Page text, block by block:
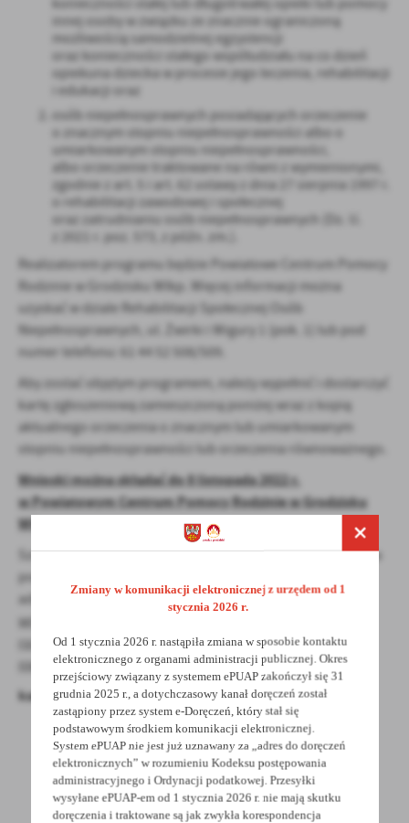
Firmy te działają w charakterze pośredników prezentujących nasze
treści w postaci wiadomości, ofert, komunikatów mediów
społecznościowych.
konieczności stałej lub długotrwałej opieki lub pomocy
innej osoby w związku ze znacznie ograniczoną
możliwością samodzielnej egzystencji
oraz konieczności stałego współudziału na co dzień
opiekuna dziecka w procesie jego leczenia, rehabilitacji
i edukacji oraz
osób niepełnosprawnych posiadających orzeczenie
o znacznym stopniu niepełnosprawności albo o
umiarkowanym stopniu niepełnosprawności,
albo orzeczenie traktowane na równi z wymienionymi,
zgodnie z art. 5 i art. 62 ustawy z dnia 27 sierpnia 1997 r.
o rehabilitacji zawodowej i społecznej
oraz zatrudnianiu osób niepełnosprawnych (Dz. U.
z 2021 r. poz. 573, z późn. zm.).
Realizatorem programu będzie Powiatowe Centrum Pomocy
Rodzinie w Grodzisku Wlkp. Więcej informacji można
uzyskać w dziale Rehabilitacji Społecznej Osób
Niepełnosprawnych, ul. Żwirki i Wigury 1 (pok. 1) lub pod
numer telefonu: 61 44 52 508/509.
Aby zostać objętym programem, należy wypełnić i dostarczyć
kartę zgłoszeniową zamieszczoną poniżej wraz z kopią
aktualnego orzeczenia o znacznym lub umiarkowanym
stopniu niepełnosprawności lub orzeczenia równoważnego.
Wnioski można skłądać do 8 listopada 2022 r.
w Powiatowym Centrum Pomocy Rodzinie w Grodzisku
Wlkp
Szczegółowe informacje na temat programu znaleźć można
pod poniższym
adresem:https://niepelnosprawni.gov.pl/a,1416,nabor-
wnioskow-w-ramach-programu-resortowego-ministra-
rodziny-i-polityki-spolecznej-pn-asystent-osobisty-osoby-
niepelnosprawnej-edycja-2023
karta zgłoszenia -do pobrania
Zmiany w komunikacji elektronicznej z urzędem od 1
stycznia 2026 r.
Od 1 stycznia 2026 r. nastąpiła zmiana w sposobie kontaktu
elektronicznego z organami administracji publicznej. Okres
przejściowy związany z systemem ePUAP zakończył się 31
grudnia 2025 r., a dotychczasowy kanał doręczeń został
zastąpiony przez system e-Doręczeń, który stał się
podstawowym środkiem komunikacji elektronicznej.
System ePUAP nie jest już uznawany za „adres do doręczeń
elektronicznych” w rozumieniu Kodeksu postępowania
administracyjnego i Ordynacji podatkowej. Przesyłki
wysyłane ePUAP-em od 1 stycznia 2026 r. nie mają skutku
doręczenia i traktowane są jak zwykła korespondencja